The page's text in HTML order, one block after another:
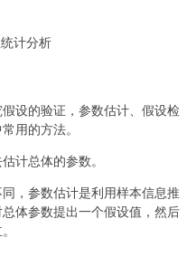
计分析
设的验证，参数估计、假设检
用的方法。
计总体的参数。
，参数估计是利用样本信息推
体参数提出一个假设值，然后